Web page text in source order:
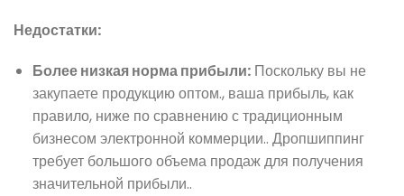
Недостатки:
Более низкая норма прибыли:Поскольку вы не
закупаете продукцию оптом., ваша прибыль, как
правило, ниже по сравнению с традиционным
бизнесом электронной коммерции.. Дропшиппинг
требует большого объема продаж для получения
значительной прибыли..